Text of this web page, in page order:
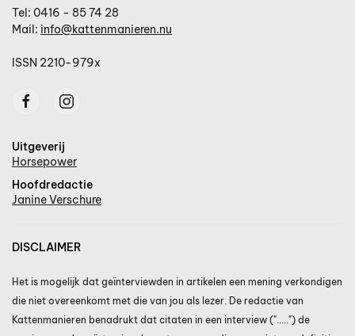
Tel: 0416 - 85 74 28
Mail: info@kattenmanieren.nu
ISSN 2210-979x
Uitgeverij
Horsepower
Hoofdredactie
Janine Verschure
DISCLAIMER
Het is mogelijk dat geïnterviewden in artikelen een mening verkondigen
die niet overeenkomt met die van jou als lezer. De redactie van
Kattenmanieren benadrukt dat citaten in een interview (".....") de